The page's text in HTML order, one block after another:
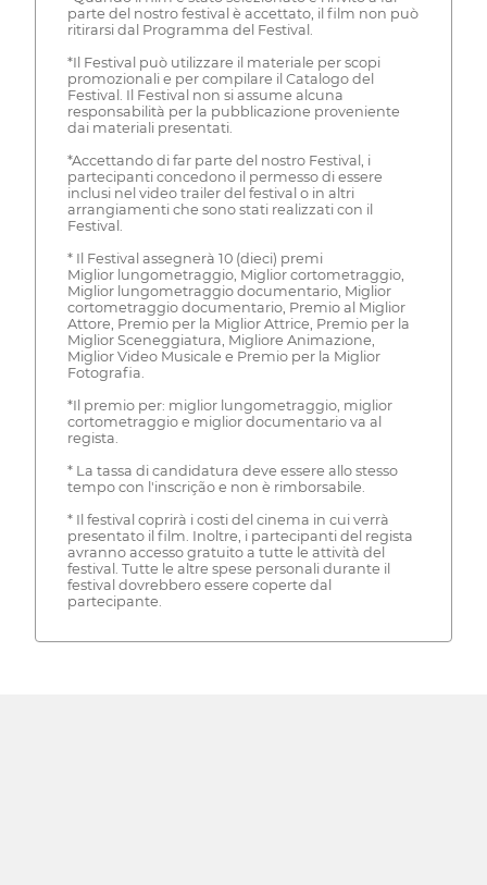
parte del nostro festival è accettato, il film non può
ritirarsi dal Programma del Festival.
*Il Festival può utilizzare il materiale per scopi
promozionali e per compilare il Catalogo del
Festival. Il Festival non si assume alcuna
responsabilità per la pubblicazione proveniente
dai materiali presentati.
*Accettando di far parte del nostro Festival, i
partecipanti concedono il permesso di essere
inclusi nel video trailer del festival o in altri
arrangiamenti che sono stati realizzati con il
Festival.
* Il Festival assegnerà 10 (dieci) premi
Miglior lungometraggio, Miglior cortometraggio,
Miglior lungometraggio documentario, Miglior
cortometraggio documentario, Premio al Miglior
Attore, Premio per la Miglior Attrice, Premio per la
Miglior Sceneggiatura, Migliore Animazione,
Miglior Video Musicale e Premio per la Miglior
Fotografia.
*Il premio per: miglior lungometraggio, miglior
cortometraggio e miglior documentario va al
regista.
* La tassa di candidatura deve essere allo stesso
tempo con l'inscrição e non è rimborsabile.
* Il festival coprirà i costi del cinema in cui verrà
presentato il film. Inoltre, i partecipanti del regista
avranno accesso gratuito a tutte le attività del
festival. Tutte le altre spese personali durante il
festival dovrebbero essere coperte dal
partecipante.